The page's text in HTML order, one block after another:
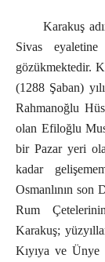
Karakuş
Sivas
gözükmektedir.
(1288 Şaban)
Rahmanoğlu
olan Efiloğlu
bir Pazar yeri
kadar
Osmanlının son
Rum
Karakuş;
Kıyıya ve Ünye